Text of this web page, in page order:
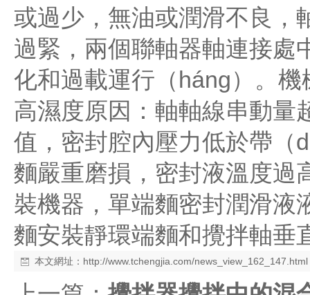
或過少，無油或潤滑不良，
過緊，兩個聯軸器軸連接處
化和過載運行（háng）。
高濕度原因：軸軸線串動量
值，密封腔內壓力低於帶（
麵嚴重磨損，密封液溫度過
裝機器，單端麵密封潤滑液
麵安裝靜環端麵和攪拌軸垂
本文網址： http://www.tchengjia.com/news_view_162_147.html